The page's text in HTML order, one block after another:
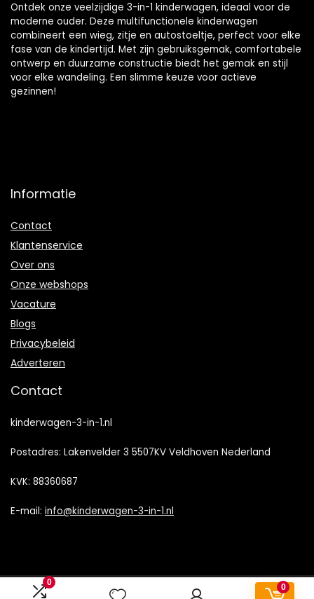
0
0
Ontdek onze veelzijdige 3-in-1 kinderwagen, ideaal voor de
moderne ouder. Deze multifunctionele kinderwagen
combineert een wieg, zitje en autostoeltje, perfect voor elke
fase van de kindertijd. Met zijn gebruiksgemak, comfortabele
ontwerp en duurzame constructie biedt het gemak en stijl
voor elke wandeling. Een slimme keuze voor actieve
gezinnen!
Informatie
Contact
Klantenservice
Over ons
Onze webshops
Vacature
Blogs
Privacybeleid
Adverteren
Contact
kinderwagen-3-in-1.nl
Postadres: Lakenvelder 3 5507KV Veldhoven Nederland
KVK: 88360687
E-mail: info@kinderwagen-3-in-1.nl
2022 © Kinderwagen-3-in-1.nl Alle rechten voorbehouden